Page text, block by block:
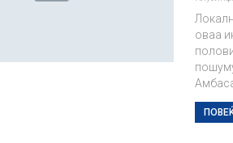
оваа